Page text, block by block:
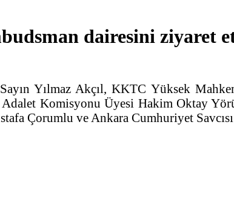
dairesini ziyaret
Yılmaz Akçıl, KKTC Yüksek
Komisyonu Üyesi Hakim Oktay
Çorumlu ve Ankara Cumhuriyet